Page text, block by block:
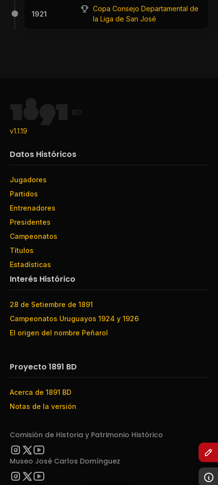
1921
Copa Consejo Departamental de
la Liga de San José
BD
v1.1.19
Datos Históricos
Jugadores
Partidos
Entrenadores
Presidentes
Campeonatos
Títulos
Estadísticas
Interés Histórico
28 de Setiembre de 1891
Campeonatos Uruguayos 1924 y 1926
El origen del nombre Peñarol
Proyecto 1891 BD
Acerca de 1891 BD
Notas de la versión
Comisión de Historia y Patrimonio Histórico
Museo José Carlos Domínguez